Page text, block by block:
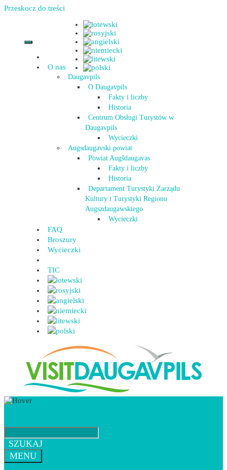
Przeskocz do treści
O nas
Daugavpils
O Daugavpils
Fakty i liczby
Historia
Centrum Obsługi Turystów w
Daugavpils
Wycieczki
Augsdaugavski powiat
Powiat Augšdaugavas
Fakty i liczby
Historia
Departament Turystyki Zarządu
Kultury i Turystyki Regionu
Augszdaugawskiego
Wycieczki
FAQ
Broszury
Wycieczki
TIC
SZUKAJ
MENU